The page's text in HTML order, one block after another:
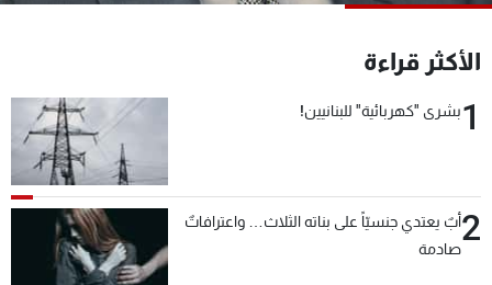
الأكثر قراءة
1بشرى "كهربائية" للبنانيين!
2أبٌ يعتدي جنسيّاً على بناته الثلاث… واعترافاتٌ
صادمة
الإنـتـاج
تواصل معنا